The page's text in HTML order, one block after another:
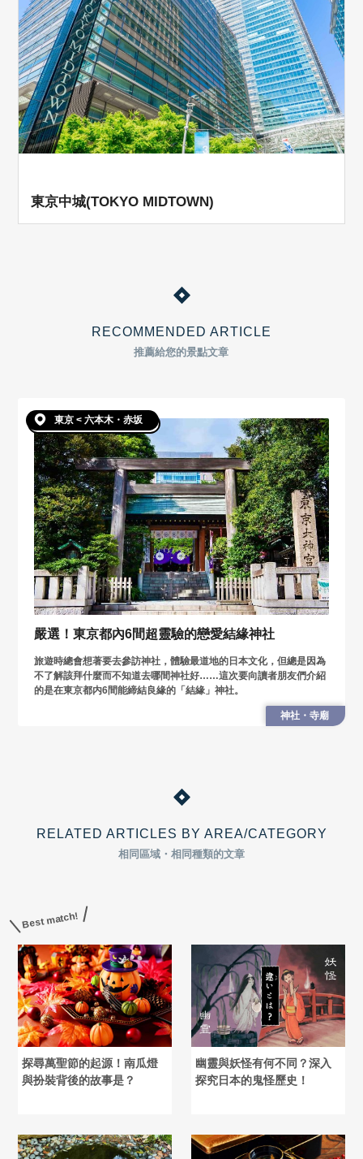
東京中城(TOKYO MIDTOWN)
RECOMMENDED ARTICLE
推薦給您的景點文章
東京 < 六本木・赤坂
嚴選！東京都內6間超靈驗的戀愛結緣神社
旅遊時總會想著要去參訪神社，體驗最道地的日本文化，但總是因為
不了解該拜什麼而不知道去哪間神社好……這次要向讀者朋友們介紹
的是在東京都内6間能締結良緣的「結緣」神社。
神社・寺廟
RELATED ARTICLES BY AREA/CATEGORY
相同區域・相同種類的文章
Best match!
探尋萬聖節的起源！南瓜燈
與扮裝背後的故事是？
幽靈與妖怪有何不同？深入
探究日本的鬼怪歷史！